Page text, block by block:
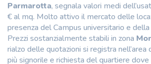
Parmarotta, segnala valori medi
€ al mq. Molto attivo il mercato delle
presenza del Campus universitario e
Prezzi sostanzialmente stabili in zona
rialzo delle quotazioni si registra
più signorile e richiesta del quartiere dove